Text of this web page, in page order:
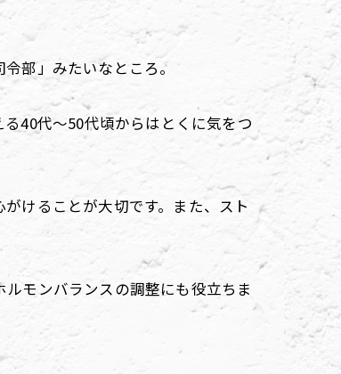
部」みたいなところ。
40代～50代頃からはとくに気をつ
けることが大切です。また、スト
モンバランスの調整にも役立ちま